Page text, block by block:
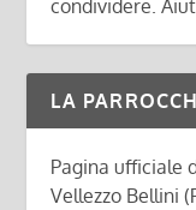
condividere.
LA
Pagina ufficiale
Vellezzo Bellini